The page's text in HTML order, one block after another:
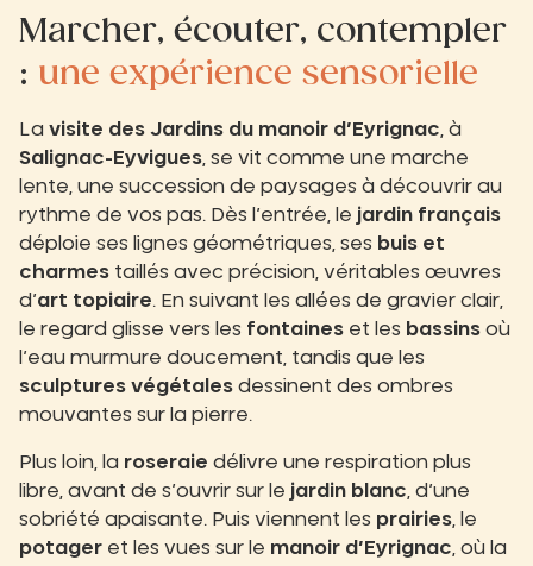
Marcher, écouter, contempler
: une expérience sensorielle
La visite des Jardins du manoir d’Eyrignac, à
Salignac-Eyvigues, se vit comme une marche
lente, une succession de paysages à découvrir au
rythme de vos pas. Dès l’entrée, le jardin français
déploie ses lignes géométriques, ses buis et
charmes taillés avec précision, véritables œuvres
d’art topiaire. En suivant les allées de gravier clair,
le regard glisse vers les fontaines et les bassins où
l’eau murmure doucement, tandis que les
sculptures végétales dessinent des ombres
mouvantes sur la pierre.
Plus loin, la roseraie délivre une respiration plus
libre, avant de s’ouvrir sur le jardin blanc, d’une
sobriété apaisante. Puis viennent les prairies, le
potager et les vues sur le manoir d’Eyrignac, où la